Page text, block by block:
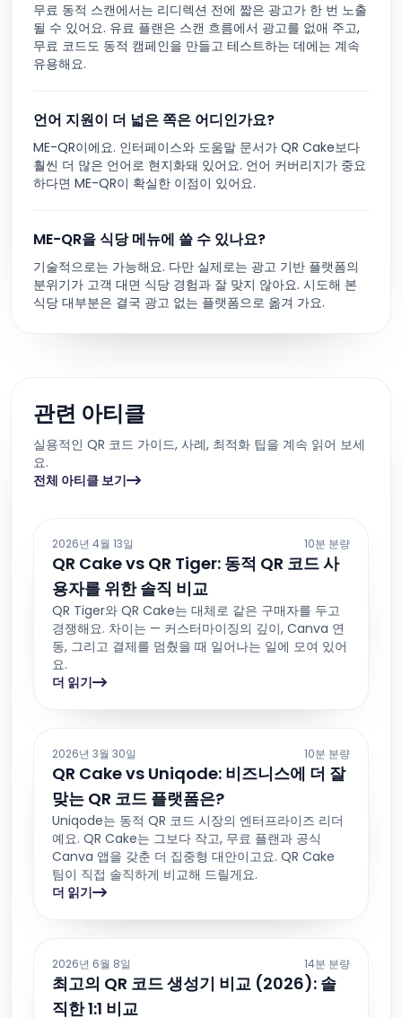
무료 동적 스캔에서는 리디렉션 전에 짧은 광고가 한 번 노출
될 수 있어요. 유료 플랜은 스캔 흐름에서 광고를 없애 주고,
무료 코드도 동적 캠페인을 만들고 테스트하는 데에는 계속
유용해요.
언어 지원이 더 넓은 쪽은 어디인가요?
ME-QR이에요. 인터페이스와 도움말 문서가 QR Cake보다
훨씬 더 많은 언어로 현지화돼 있어요. 언어 커버리지가 중요
하다면 ME-QR이 확실한 이점이 있어요.
ME-QR을 식당 메뉴에 쓸 수 있나요?
기술적으로는 가능해요. 다만 실제로는 광고 기반 플랫폼의
분위기가 고객 대면 식당 경험과 잘 맞지 않아요. 시도해 본
식당 대부분은 결국 광고 없는 플랫폼으로 옮겨 가요.
관련 아티클
실용적인 QR 코드 가이드, 사례, 최적화 팁을 계속 읽어 보세
요.
전체 아티클 보기
2026년 4월 13일 10분 분량
QR Cake vs QR Tiger: 동적 QR 코드 사
용자를 위한 솔직 비교
QR Tiger와 QR Cake는 대체로 같은 구매자를 두고
경쟁해요. 차이는 — 커스터마이징의 깊이, Canva 연
동, 그리고 결제를 멈췄을 때 일어나는 일에 모여 있어
요.
더 읽기
2026년 3월 30일 10분 분량
QR Cake vs Uniqode: 비즈니스에 더 잘
맞는 QR 코드 플랫폼은?
Uniqode는 동적 QR 코드 시장의 엔터프라이즈 리더
예요. QR Cake는 그보다 작고, 무료 플랜과 공식
Canva 앱을 갖춘 더 집중형 대안이고요. QR Cake
팀이 직접 솔직하게 비교해 드릴게요.
더 읽기
2026년 6월 8일 14분 분량
최고의 QR 코드 생성기 비교 (2026): 솔
직한 1:1 비교